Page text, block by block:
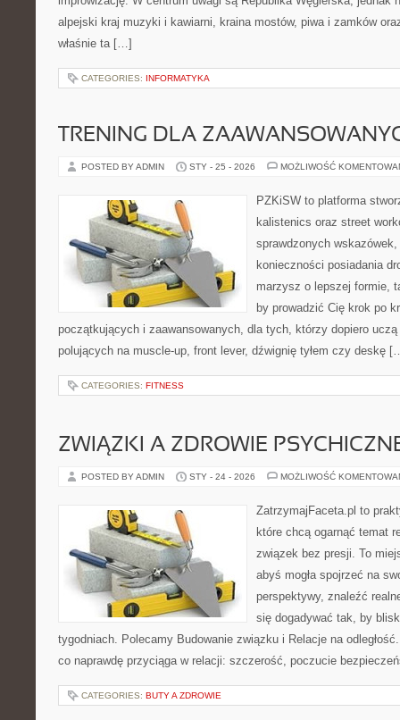
alpejski kraj muzyki i kawiarni, kraina mostów, piwa i zamków
właśnie ta […]
CATEGORIES: INFORMATYKA
TRENING DLA
POSTED BY ADMIN STY - 25 - 2026 MOŻLIWOŚĆ
PZKiSW to platforma
kalistenics oraz street
sprawdzonych
konieczności posiadania
marzysz o lepszej formie,
by prowadzić Cię krok po
początkujących i zaawansowanych, dla tych, którzy dopiero
polujących na muscle-up, front lever, dźwignię tyłem czy deskę
CATEGORIES: FITNESS
ZWIĄZKI A ZDROWIE
POSTED BY ADMIN STY - 24 - 2026 MOŻLIWOŚĆ
ZatrzymajFaceta.pl to
które chcą ogarnąć temat
związek bez presji. To
abyś mogła spojrzeć na
perspektywy, znaleźć
się dogadywać tak, by
tygodniach. Polecamy Budowanie związku i Relacje na
co naprawdę przyciąga w relacji: szczerość, poczucie
CATEGORIES: BUTY A ZDROWIE